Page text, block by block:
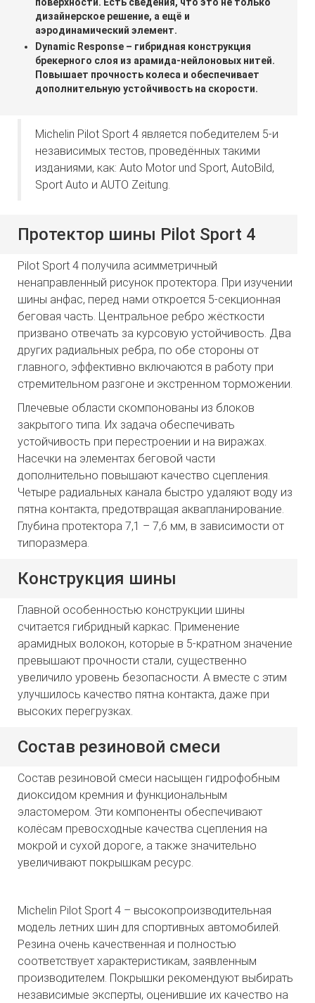
поверхности. Есть сведения, что это не только
дизайнерское решение, а ещё и
аэродинамический элемент.
Dynamic Response – гибридная конструкция
брекерного слоя из арамида-нейлоновых нитей.
Повышает прочность колеса и обеспечивает
дополнительную устойчивость на скорости.
Michelin Pilot Sport 4 является победителем 5-и
независимых тестов, проведённых такими
изданиями, как: Auto Motor und Sport, AutoBild,
Sport Auto и AUTO Zeitung.
Протектор шины Pilot Sport 4
Pilot Sport 4 получила асимметричный
ненаправленный рисунок протектора. При изучении
шины анфас, перед нами откроется 5-секционная
беговая часть. Центральное ребро жёсткости
призвано отвечать за курсовую устойчивость. Два
других радиальных ребра, по обе стороны от
главного, эффективно включаются в работу при
стремительном разгоне и экстренном торможении.
Плечевые области скомпонованы из блоков
закрытого типа. Их задача обеспечивать
устойчивость при перестроении и на виражах.
Насечки на элементах беговой части
дополнительно повышают качество сцепления.
Четыре радиальных канала быстро удаляют воду из
пятна контакта, предотвращая аквапланирование.
Глубина протектора 7,1 – 7,6 мм, в зависимости от
типоразмера.
Конструкция шины
Главной особенностью конструкции шины
считается гибридный каркас. Применение
арамидных волокон, которые в 5-кратном значение
превышают прочности стали, существенно
увеличило уровень безопасности. А вместе с этим
улучшилось качество пятна контакта, даже при
высоких перегрузках.
Состав резиновой смеси
Состав резиновой смеси насыщен гидрофобным
диоксидом кремния и функциональным
эластомером. Эти компоненты обеспечивают
колёсам превосходные качества сцепления на
мокрой и сухой дороге, а также значительно
увеличивают покрышкам ресурс.
Michelin Pilot Sport 4 – высокопроизводительная
модель летних шин для спортивных автомобилей.
Резина очень качественная и полностью
соответствует характеристикам, заявленным
производителем. Покрышки рекомендуют выбирать
независимые эксперты, оценившие их качество на